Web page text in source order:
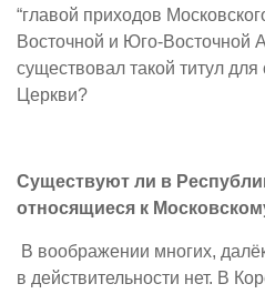
“главой приходов
Восточной и Юго-Восточной
существовал такой титул
Церкви?
Существуют ли в
относящиеся к
В воображении многих,
в действительности нет. В